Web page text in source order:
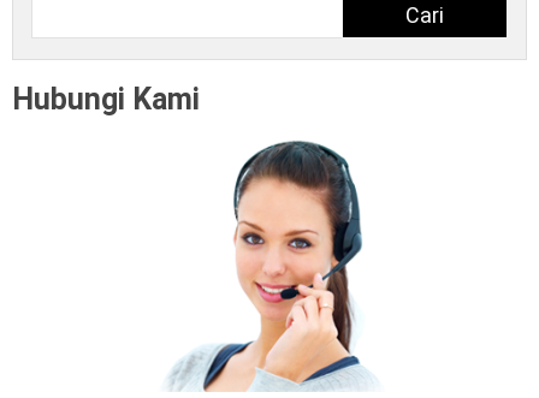
Cari
Hubungi Kami